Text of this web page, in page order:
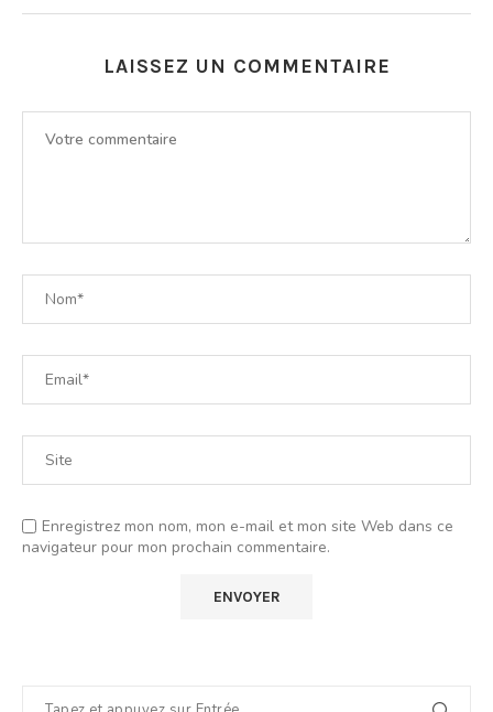
LAISSEZ UN COMMENTAIRE
Enregistrez mon nom, mon e-mail et mon site Web dans ce
navigateur pour mon prochain commentaire.